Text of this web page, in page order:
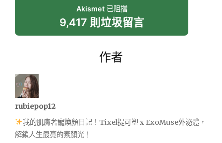
Akismet已阻擋
9,417 則垃圾留言
作者
rubiepop12
我的肌膚奢寵煥顏日記！Tixel提可塑 x ExoMuse外泌體，
解鎖人生最亮的素顏光！